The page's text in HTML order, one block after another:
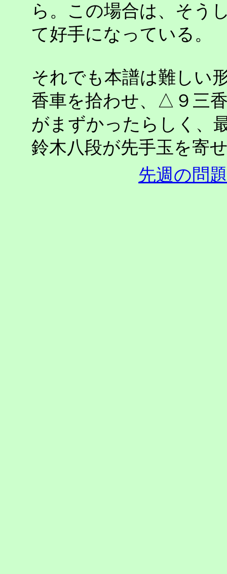
ら。この場合は、そう
て好手になっている。
それでも本譜は難しい
香車を拾わせ、△９三
がまずかったらしく、
鈴木八段が先手玉を寄
先週の問